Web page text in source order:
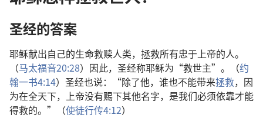
圣经的答案
耶稣献出自己的生命救赎人类，拯救所有忠于上帝的人。
（马太福音20:28）因此，圣经称耶稣为“救世主”。（约
翰一书4:14）圣经也说：“除了他，谁也不能带来拯救，因
为在全天下，上帝没有赐下其他名字，是我们必须依靠才能
得救的。”（使徒行传4:12）